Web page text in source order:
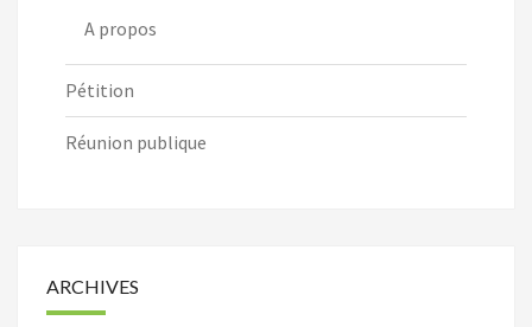
A propos
Pétition
Réunion publique
ARCHIVES